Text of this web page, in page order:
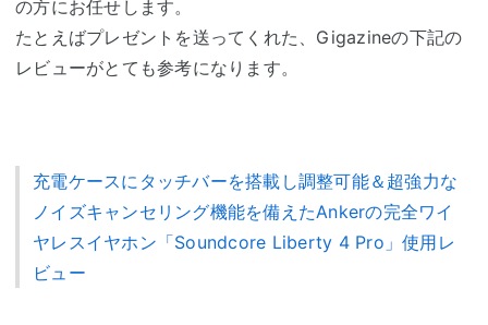
の方にお任せします。
たとえばプレゼントを送ってくれた、Gigazineの下記の
レビューがとても参考になります。
充電ケースにタッチバーを搭載し調整可能＆超強力な
ノイズキャンセリング機能を備えたAnkerの完全ワイ
ヤレスイヤホン「Soundcore Liberty 4 Pro」使用レ
ビュー